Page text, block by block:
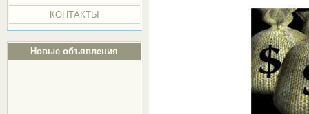
КОНТАКТЫ
Новые объявления